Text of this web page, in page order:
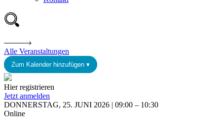
Alle Veranstaltungen
Zum Kalender hinzufügen ▾
Hier registrieren
Jetzt anmelden
DONNERSTAG, 25. JUNI 2026 | 09:00 – 10:30
Online